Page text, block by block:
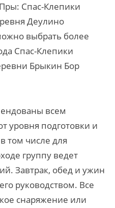
Спас-Клепики
Деулино
выбрать более
Спас-Клепики
Брыкин Бор
всем
уровня подготовки и
том числе для
группу ведет
Завтрак, обед и ужин
руководством. Все
снаряжение или